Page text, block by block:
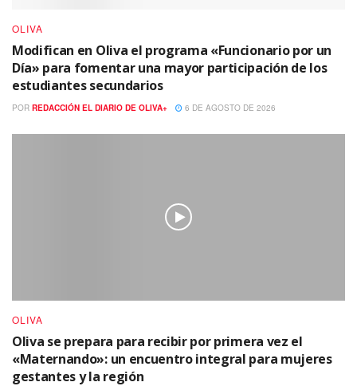
OLIVA
Modifican en Oliva el programa «Funcionario por un
Día» para fomentar una mayor participación de los
estudiantes secundarios
POR REDACCIÓN EL DIARIO DE OLIVA+ 6 DE AGOSTO DE 2026
OLIVA
Oliva se prepara para recibir por primera vez el
«Maternando»: un encuentro integral para mujeres
gestantes y la región